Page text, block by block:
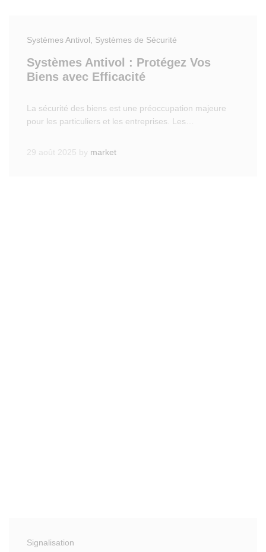
Systèmes Antivol , Systèmes de Sécurité
Systèmes Antivol : Protégez Vos
Biens avec Efficacité
La sécurité des biens est une préoccupation majeure
pour les particuliers et les entreprises. Les…
29 août 2025 by market
Signalisation